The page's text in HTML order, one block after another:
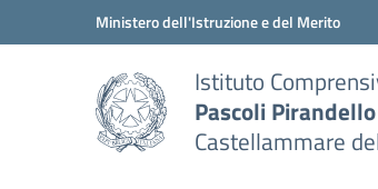
Vai ai contenuti
Vai al menu di navigazioneMinistero dell'Istruzione e del Merito
Istituto
Pascoli Pirandello
Castellammare